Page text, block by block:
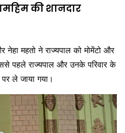
की शानदार
महतो ने राज्यपाल को मोमेंटो और
पहले राज्यपाल और उनके परिवार के
ले जाया गया।